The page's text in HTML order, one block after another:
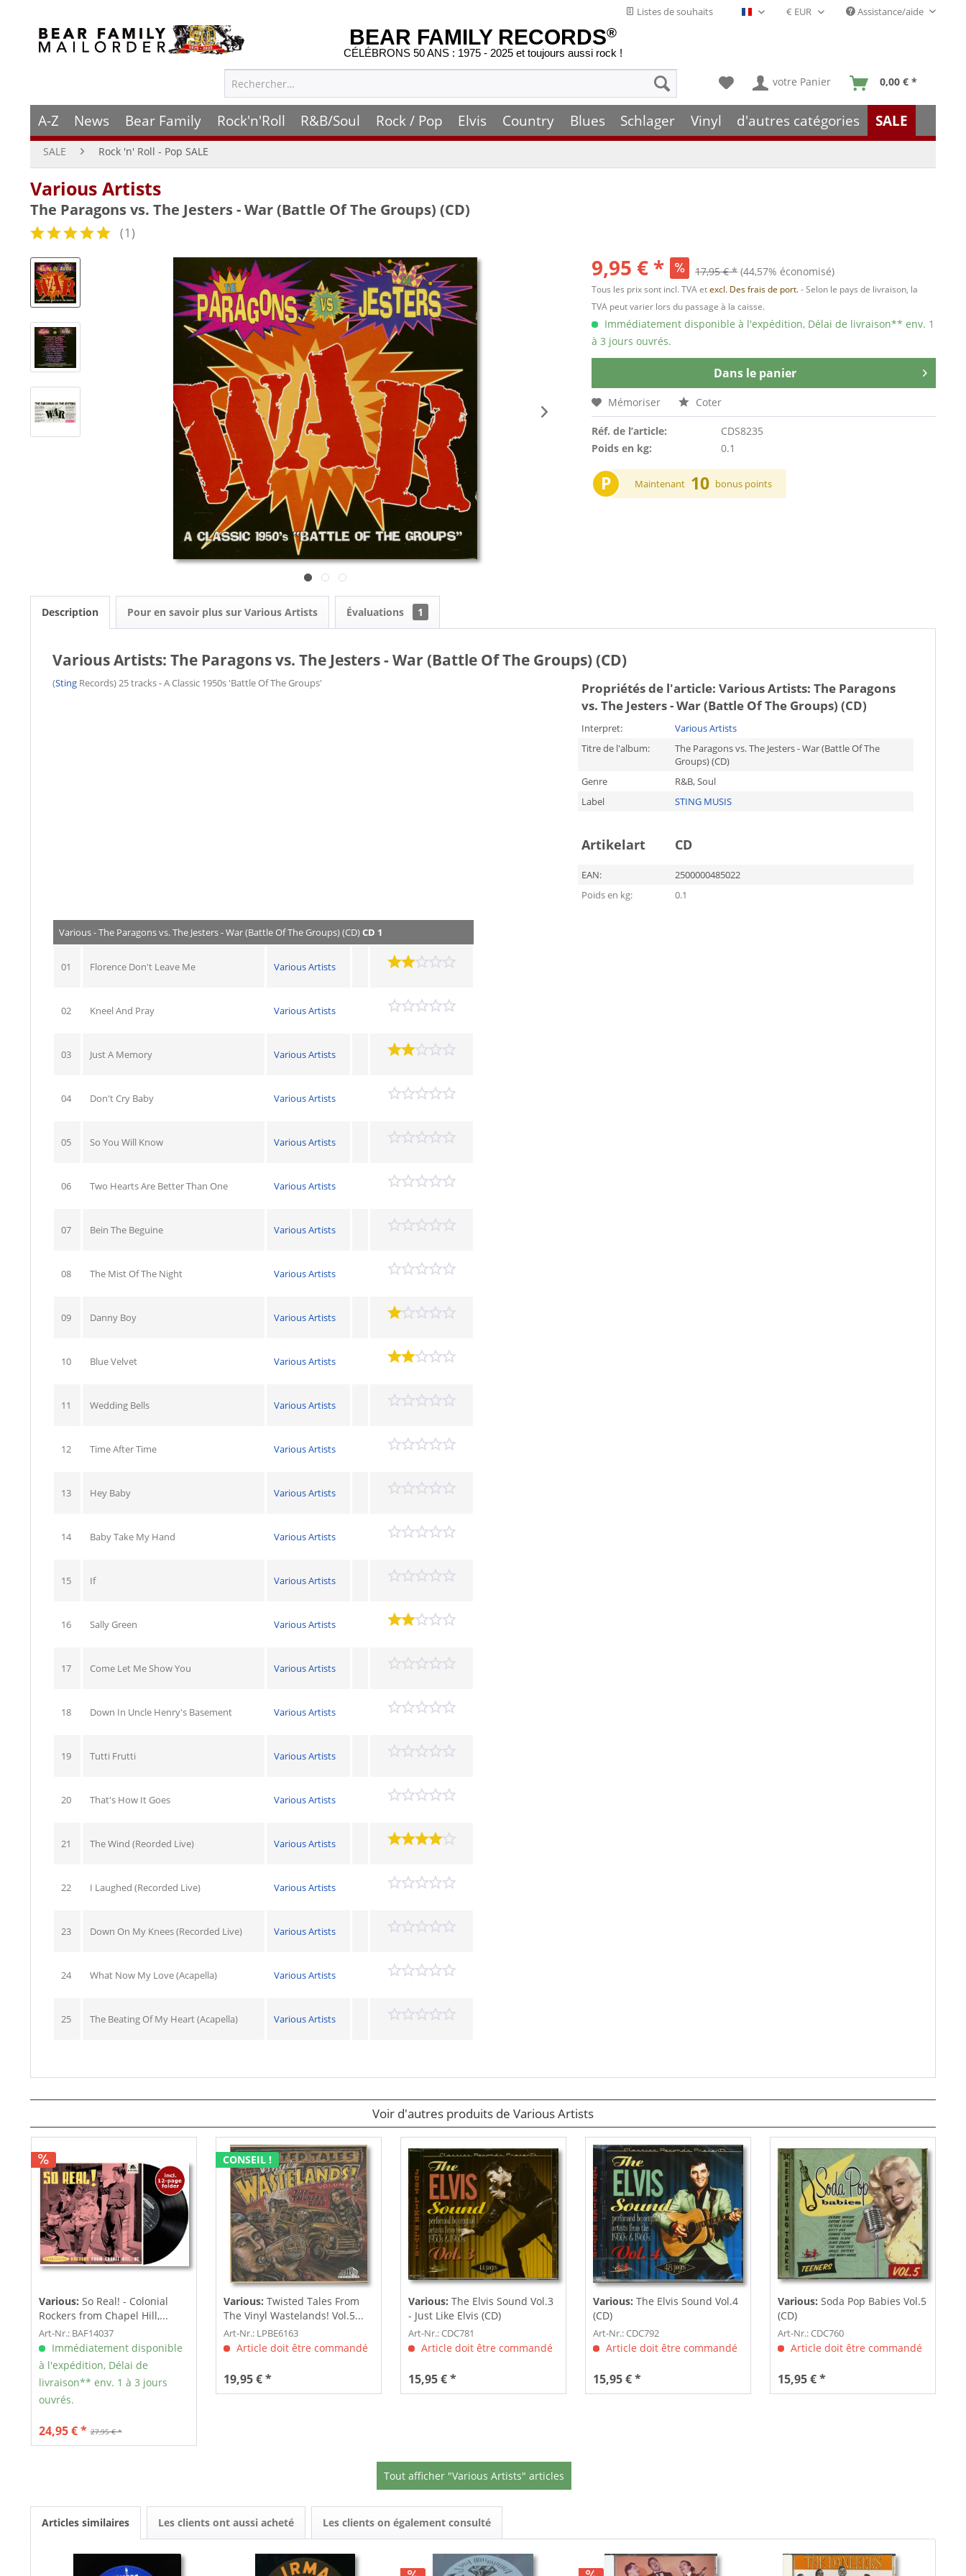
Listes de souhaits Français- FR Assistance/aide
BEAR FAMILY RECORDS®
CÉLÉBRONS 50 ANS : 1975 - 2025 et toujours aussi rock !
votre Panier 0,00 € *
A-Z News Bear Family Rock'n'Roll R&B/Soul Rock / Pop Elvis Country Blues Schlager Vinyl d'autres catégories SALE
SALE Rock 'n' Roll - Pop SALE
Various Artists
The Paragons vs. The Jesters - War (Battle Of The Groups) (CD)
(1)
9,95 € * 17,95 € * (44,57% économisé)
Tous les prix sont incl. TVA etexcl. Des frais de port.- Selon le pays de livraison, la
TVA peut varier lors du passage à la caisse.
Immédiatement disponible à l'expédition, Délai de livraison** env. 1
à 3 jours ouvrés.
Dans le panier
Mémoriser Coter
Réf. de l’article:
CDS8235
Poids en kg:
0.1
P Maintenant 10 bonus points
Description Pour en savoir plus sur Various Artists Évaluations 1
Various Artists: The Paragons vs. The Jesters - War (Battle Of The Groups) (CD)
(Sting Records) 25 tracks - A Classic 1950s 'Battle Of The Groups' Propriétés de l'article: Various Artists: The Paragons
vs. The Jesters - War (Battle Of The Groups) (CD)
Interpret:
Various Artists
Titre de l'album:
The Paragons vs. The Jesters - War (Battle Of The
Groups) (CD)
Genre
R&B, Soul
Label
STING MUSIS
Artikelart CD
EAN:
2500000485022
Poids en kg:
0.1
Various - The Paragons vs. The Jesters - War (Battle Of The Groups) (CD)CD 1
01 Florence Don't Leave Me Various Artists
02 Kneel And Pray Various Artists
03 Just A Memory Various Artists
04 Don't Cry Baby Various Artists
05 So You Will Know Various Artists
06 Two Hearts Are Better Than One Various Artists
07 Bein The Beguine Various Artists
08 The Mist Of The Night Various Artists
09 Danny Boy Various Artists
10 Blue Velvet Various Artists
11 Wedding Bells Various Artists
12 Time After Time Various Artists
13 Hey Baby Various Artists
14 Baby Take My Hand Various Artists
15 If Various Artists
16 Sally Green Various Artists
17 Come Let Me Show You Various Artists
18 Down In Uncle Henry's Basement Various Artists
19 Tutti Frutti Various Artists
20 That's How It Goes Various Artists
21 The Wind (Reorded Live) Various Artists
22 I Laughed (Recorded Live) Various Artists
23 Down On My Knees (Recorded Live) Various Artists
24 What Now My Love (Acapella) Various Artists
25 The Beating Of My Heart (Acapella) Various Artists
Voir d'autres produits de Various Artists
Various: So Real! - Colonial
Rockers from Chapel Hill,...
Art-Nr.: BAF14037
Immédiatement disponible
à l'expédition, Délai de
livraison** env. 1 à 3 jours
ouvrés.
27,95 € *
24,95 € *
CONSEIL !
Various: Twisted Tales From
The Vinyl Wastelands! Vol.5...
Art-Nr.: LPBE6163
Article doit être commandé
19,95 € *
Various: The Elvis Sound Vol.3
- Just Like Elvis (CD)
Art-Nr.: CDC781
Article doit être commandé
15,95 € *
Various: The Elvis Sound Vol.4
(CD)
Art-Nr.: CDC792
Article doit être commandé
15,95 € *
Various: Soda Pop Babies Vol.5
(CD)
Art-Nr.: CDC760
Article doit être commandé
15,95 € *
Tout afficher "Various Artists" articles
Articles similaires Les clients ont aussi acheté Les clients on également consulté